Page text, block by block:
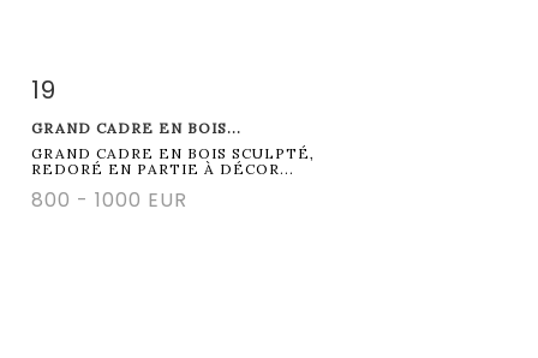
19
GRAND CADRE EN BOIS...
GRAND CADRE EN BOIS SCULPTÉ,
REDORÉ EN PARTIE À DÉCOR...
800 - 1000 EUR